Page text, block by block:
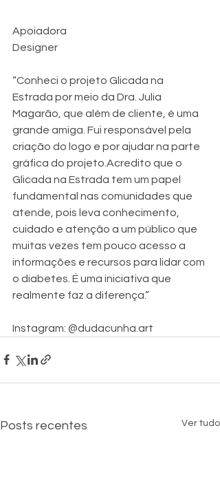
Apoiadora
Designer
“Conheci o projeto Glicada na
Estrada por meio da Dra. Julia
Magarão, que além de cliente, é uma
grande amiga. Fui responsável pela
criação do logo e por ajudar na parte
gráfica do projeto.Acredito que o
Glicada na Estrada tem um papel
fundamental nas comunidades que
atende, pois leva conhecimento,
cuidado e atenção a um público que
muitas vezes tem pouco acesso a
informações e recursos para lidar com
o diabetes. É uma iniciativa que
realmente faz a diferença.”
Instagram: @dudacunha.art
Posts recentes Ver tudo